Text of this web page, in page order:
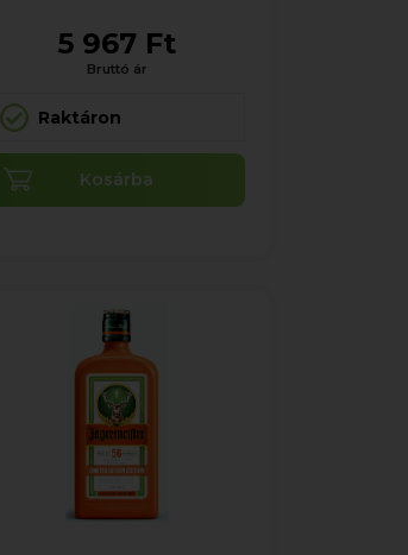
5 967 Ft
Bruttó ár
Raktáron
Kosárba